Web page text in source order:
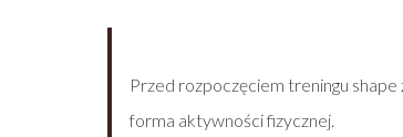
Przed rozpoczęciem treningu
forma aktywności fizycznej.